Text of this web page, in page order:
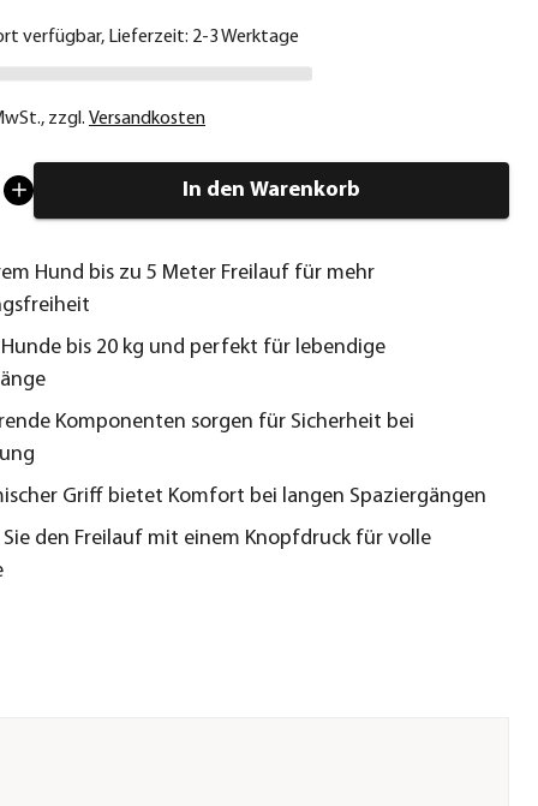
verfügbar, Lieferzeit: 2-3 Werktage
, zzgl. Versandkosten
In den Warenkorb
Hund bis zu 5 Meter Freilauf für mehr
Hunde bis 20 kg und perfekt für lebendige
Komponenten sorgen für Sicherheit bei
Griff bietet Komfort bei langen Spaziergängen
den Freilauf mit einem Knopfdruck für volle